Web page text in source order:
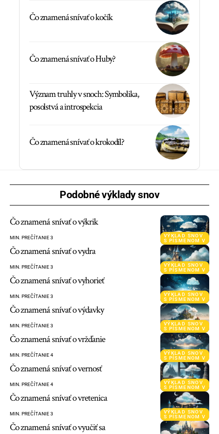
Čo znamená snívať o kočík
Čo znamená snívať o Huby?
Význam truhly v snoch: Symbolika,
posolstvá a introspekcia
Čo znamená snívať o krokodíl?
Podobné výklady snov
VÝKLAD SNOV
S PÍSMENOM V
Čo znamená snívať o výkrik
MIN. PREČÍTANIE 3
VÝKLAD SNOV
S PÍSMENOM V
Čo znamená snívať o vydra
MIN. PREČÍTANIE 3
VÝKLAD SNOV
S PÍSMENOM V
Čo znamená snívať o vyhorieť
MIN. PREČÍTANIE 3
VÝKLAD SNOV
S PÍSMENOM V
Čo znamená snívať o výdavky
MIN. PREČÍTANIE 3
VÝKLAD SNOV
S PÍSMENOM V
Čo znamená snívať o vržďanie
MIN. PREČÍTANIE 4
VÝKLAD SNOV
S PÍSMENOM V
Čo znamená snívať o vernosť
MIN. PREČÍTANIE 4
VÝKLAD SNOV
S PÍSMENOM V
Čo znamená snívať o vretenica
MIN. PREČÍTANIE 3
Čo znamená snívať o vyučiť sa